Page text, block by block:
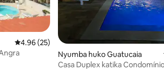
90
Ukadiriaji wa wastani wa 4.96 kati ya 5,
4.96 (25)
Verde Mar de Angra
Nyumba huko Guatucaia
Casa Duplex katika